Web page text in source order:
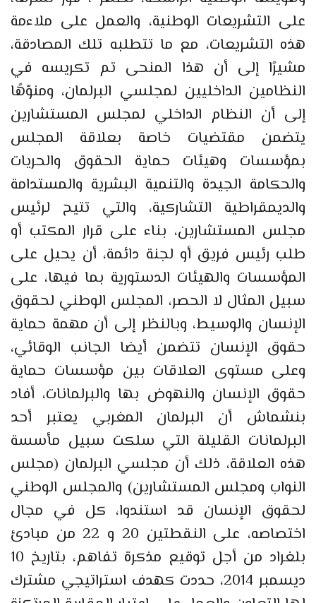
على التشريعات الوطنية، والعمل على ملاءمة
هذه التشريعات، مع ما تتطلبه تلك المصادقة،
مشيرًا إلى أن هذا المنحى تم تكريسه في
النظامين الداخليين لمجلسي البرلمان، ومنوّهًا
إلى أن النظام الداخلي لمجلس المستشارين
يتضمن مقتضيات خاصة بعلاقة المجلس
بمؤسسات وهيئات حماية الحقوق والحريات
والحكامة الجيدة والتنمية البشرية والمستدامة
والديمقراطية التشاركية، والتي تتيح لرئيس
مجلس المستشارين، بناء على قرار المكتب أو
طلب رئيس فريق أو لجنة دائمة، أن يحيل على
المؤسسات والهيئات الدستورية بما فيها، على
سبيل المثال لا الحصر، المجلس الوطني لحقوق
الإنسان والوسيط، وبالنظر إلى أن مهمة حماية
حقوق الإنسان تتضمن أيضا الجانب الوقائي،
وعلى مستوى العلاقات بين مؤسسات حماية
حقوق الإنسان والنهوض بها والبرلمانات، أفاد
بنشماش أن البرلمان المغربي يعتبر أحد
البرلمانات القليلة التي سلكت سبيل مأسسة
هذه العلاقة، ذلك أن مجلسي البرلمان (مجلس
النواب ومجلس المستشارين) والمجلس الوطني
لحقوق الإنسان قد استندوا، كل في مجال
اختصاصه، على النقطتين 20 و 22 من مبادئ
بلغراد من أجل توقيع مذكرة تفاهم، بتاريخ 10
ديسمبر 2014، حددت كهدف استراتيجي مشترك